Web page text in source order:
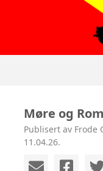
Møre og
Publisert av Frode
11.04.26.